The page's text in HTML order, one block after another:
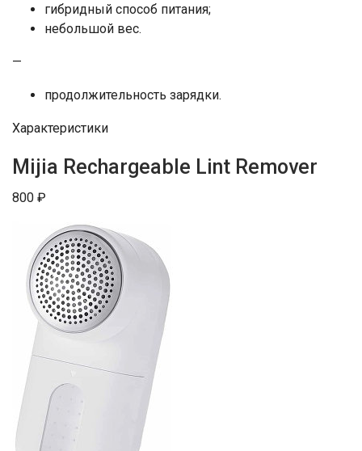
гибридный способ питания;
небольшой вес.
—
продолжительность зарядки.
Характеристики
Mijia Rechargeable Lint Remover
800 ₽